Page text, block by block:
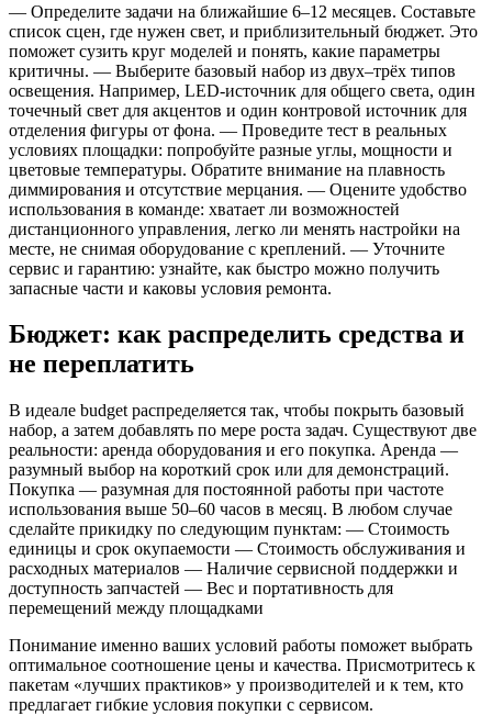
— Определите задачи на ближайшие 6–12 месяцев. Составьте
список сцен, где нужен свет, и приблизительный бюджет. Это
поможет сузить круг моделей и понять, какие параметры
критичны. — Выберите базовый набор из двух–трёх типов
освещения. Например, LED-источник для общего света, один
точечный свет для акцентов и один контровой источник для
отделения фигуры от фона. — Проведите тест в реальных
условиях площадки: попробуйте разные углы, мощности и
цветовые температуры. Обратите внимание на плавность
диммирования и отсутствие мерцания. — Оцените удобство
использования в команде: хватает ли возможностей
дистанционного управления, легко ли менять настройки на
месте, не снимая оборудование с креплений. — Уточните
сервис и гарантию: узнайте, как быстро можно получить
запасные части и каковы условия ремонта.
Бюджет: как распределить средства и
не переплатить
В идеале budget распределяется так, чтобы покрыть базовый
набор, а затем добавлять по мере роста задач. Существуют две
реальности: аренда оборудования и его покупка. Аренда —
разумный выбор на короткий срок или для демонстраций.
Покупка — разумная для постоянной работы при частоте
использования выше 50–60 часов в месяц. В любом случае
сделайте прикидку по следующим пунктам: — Стоимость
единицы и срок окупаемости — Стоимость обслуживания и
расходных материалов — Наличие сервисной поддержки и
доступность запчастей — Вес и портативность для
перемещений между площадками
Понимание именно ваших условий работы поможет выбрать
оптимальное соотношение цены и качества. Присмотритесь к
пакетам «лучших практиков» у производителей и к тем, кто
предлагает гибкие условия покупки с сервисом.